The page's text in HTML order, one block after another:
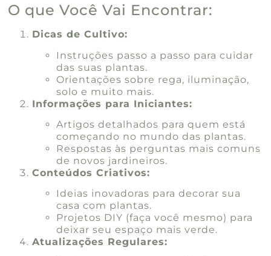
O que Você Vai Encontrar:
Dicas de Cultivo:
Instruções passo a passo para cuidar
das suas plantas.
Orientações sobre rega, iluminação,
solo e muito mais.
Informações para Iniciantes:
Artigos detalhados para quem está
começando no mundo das plantas.
Respostas às perguntas mais comuns
de novos jardineiros.
Conteúdos Criativos:
Ideias inovadoras para decorar sua
casa com plantas.
Projetos DIY (faça você mesmo) para
deixar seu espaço mais verde.
Atualizações Regulares: